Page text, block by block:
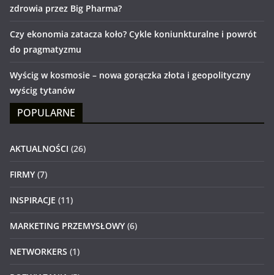
zdrowia przez Big Pharma?
Czy ekonomia zatacza koło? Cykle koniunkturalne i powrót
do pragmatyzmu
Wyścig w kosmosie – nowa gorączka złota i geopolityczny
wyścig tytanów
POPULARNE
AKTUALNOŚCI (26)
FIRMY (7)
INSPIRACJE (11)
MARKETING PRZEMYSŁOWY (6)
NETWORKERS (1)